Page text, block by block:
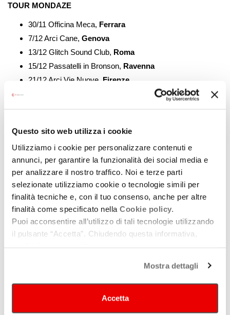
Questo sito web utilizza i cookie
Utilizziamo i cookie per personalizzare contenuti e
annunci, per garantire la funzionalità dei social media e
per analizzare il nostro traffico. Noi e terze parti
selezionate utilizziamo cookie o tecnologie simili per
finalità tecniche e, con il tuo consenso, anche per altre
finalità come specificato nella Cookie policy.
Puoi acconsentire all’utilizzo di tali tecnologie utilizzando
il pulsante “Accetta”. Chiudendo questa informativa,
Mostra dettagli
Accetta
TOUR MONDAZE
30/11 Officina Meca, Ferrara
7/12 Arci Cane, Genova
13/12 Glitch Sound Club, Roma
15/12 Passatelli in Bronson, Ravenna
21/12 Arci Vie Nuove, Firenze
Formatisi a Faenza nel 2016, i
anticipano il loro sound
pezzi, rilasciata nel 2018. È alla fine del 2021 che la band dà
raffinato e immersivo, dalle distorsioni avvolgenti e persistente
nella sua pulsante densità ritmica.
Late Bloom
diventa una
coproduzione internazionale che vede coinvolte diverse label tra
cuiChurch Road Records (UK)eQuietpanic (US), che
porterà l’album a una diffusione capillare, ottenendo ottimi
risultati di vendite. Melodie lontane creano paesaggi sonori per
divagare verso un mondo fluttuante, cullati da una torbida e
downtempo, una